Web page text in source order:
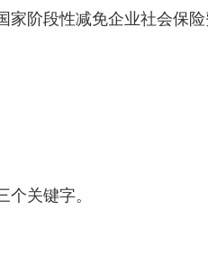
阶段性减免企业社会保险
关键字。